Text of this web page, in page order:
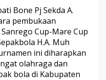
Bone Pj Sekda A.
pembukaan
Cup-Mare Cup
H.A. Muh
ini diharapkan
olahraga dan
bola di Kabupaten